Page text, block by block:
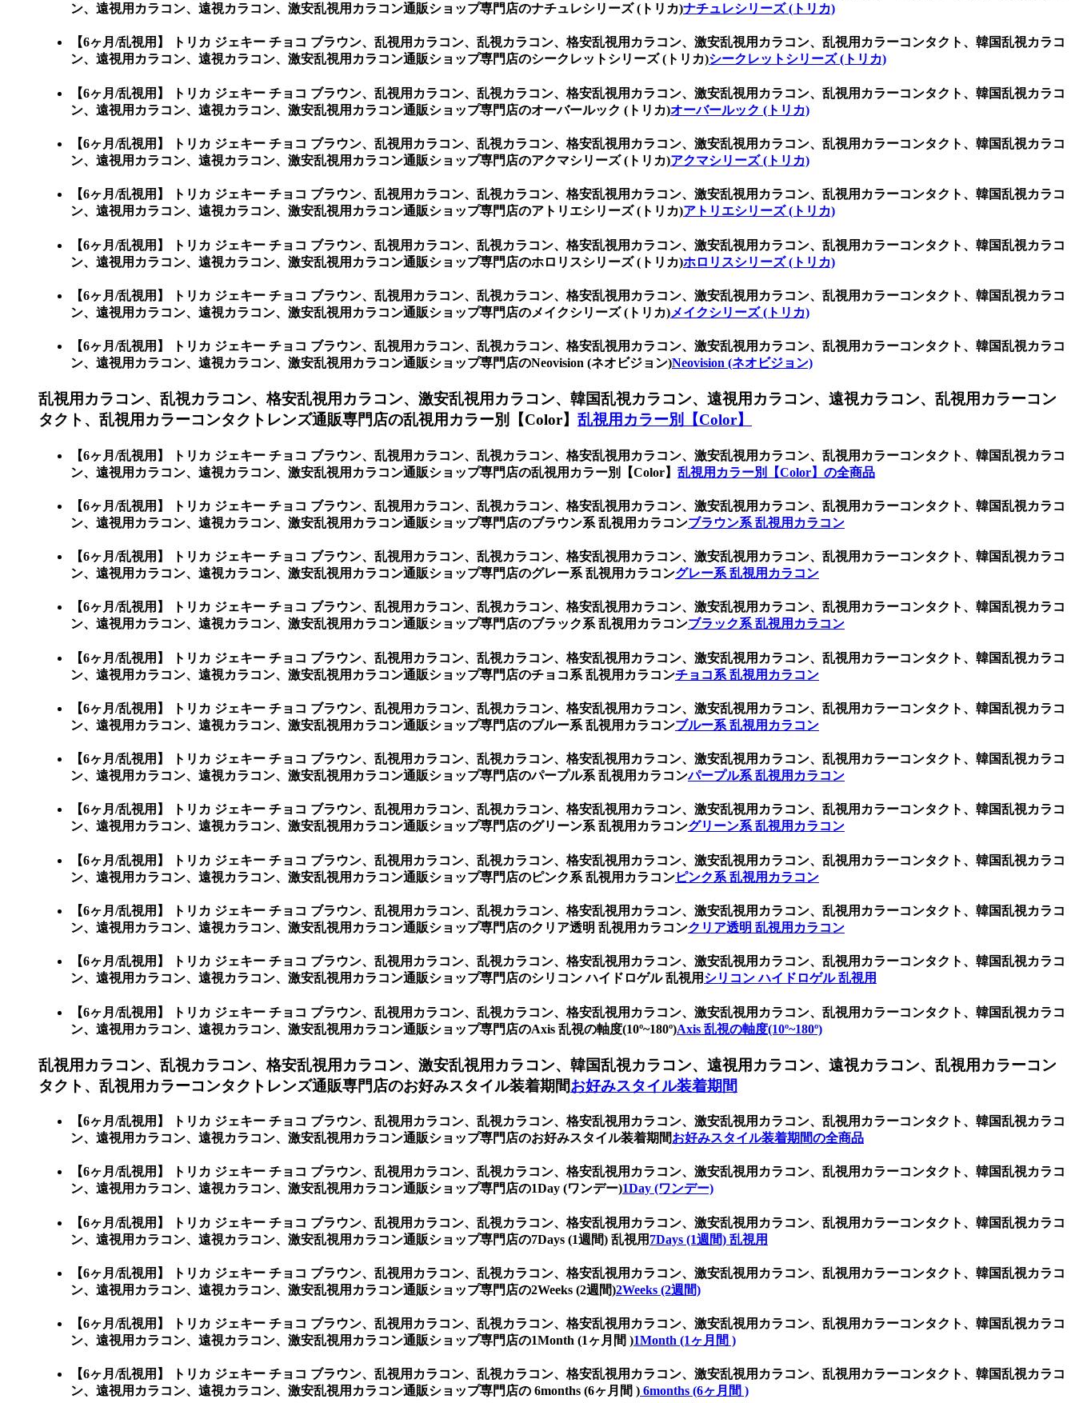
ン、遠視用カラコン、遠視カラコン、激安乱視用カラコン通販ショップ専門店のナチュレシリーズ (トリカ)ナチュレシリーズ (トリカ)
【6ヶ月/乱視用】 トリカ ジェキー チョコ ブラウン、乱視用カラコン、乱視カラコン、格安乱視用カラコン、激安乱視用カラコン、乱視用カラーコンタクト、韓国乱視カラコ
ン、遠視用カラコン、遠視カラコン、激安乱視用カラコン通販ショップ専門店のシークレットシリーズ (トリカ)シークレットシリーズ (トリカ)
【6ヶ月/乱視用】 トリカ ジェキー チョコ ブラウン、乱視用カラコン、乱視カラコン、格安乱視用カラコン、激安乱視用カラコン、乱視用カラーコンタクト、韓国乱視カラコ
ン、遠視用カラコン、遠視カラコン、激安乱視用カラコン通販ショップ専門店のオーバールック (トリカ)オーバールック (トリカ)
【6ヶ月/乱視用】 トリカ ジェキー チョコ ブラウン、乱視用カラコン、乱視カラコン、格安乱視用カラコン、激安乱視用カラコン、乱視用カラーコンタクト、韓国乱視カラコ
ン、遠視用カラコン、遠視カラコン、激安乱視用カラコン通販ショップ専門店のアクマシリーズ (トリカ)アクマシリーズ (トリカ)
【6ヶ月/乱視用】 トリカ ジェキー チョコ ブラウン、乱視用カラコン、乱視カラコン、格安乱視用カラコン、激安乱視用カラコン、乱視用カラーコンタクト、韓国乱視カラコ
ン、遠視用カラコン、遠視カラコン、激安乱視用カラコン通販ショップ専門店のアトリエシリーズ (トリカ)アトリエシリーズ (トリカ)
【6ヶ月/乱視用】 トリカ ジェキー チョコ ブラウン、乱視用カラコン、乱視カラコン、格安乱視用カラコン、激安乱視用カラコン、乱視用カラーコンタクト、韓国乱視カラコ
ン、遠視用カラコン、遠視カラコン、激安乱視用カラコン通販ショップ専門店のホロリスシリーズ (トリカ)ホロリスシリーズ (トリカ)
【6ヶ月/乱視用】 トリカ ジェキー チョコ ブラウン、乱視用カラコン、乱視カラコン、格安乱視用カラコン、激安乱視用カラコン、乱視用カラーコンタクト、韓国乱視カラコ
ン、遠視用カラコン、遠視カラコン、激安乱視用カラコン通販ショップ専門店のメイクシリーズ (トリカ)メイクシリーズ (トリカ)
【6ヶ月/乱視用】 トリカ ジェキー チョコ ブラウン、乱視用カラコン、乱視カラコン、格安乱視用カラコン、激安乱視用カラコン、乱視用カラーコンタクト、韓国乱視カラコ
ン、遠視用カラコン、遠視カラコン、激安乱視用カラコン通販ショップ専門店のNeovision (ネオビジョン)Neovision (ネオビジョン)
乱視用カラコン、乱視カラコン、格安乱視用カラコン、激安乱視用カラコン、韓国乱視カラコン、遠視用カラコン、遠視カラコン、乱視用カラーコン
タクト、乱視用カラーコンタクトレンズ通販専門店の乱視用カラー別【Color】 乱視用カラー別【Color】
【6ヶ月/乱視用】 トリカ ジェキー チョコ ブラウン、乱視用カラコン、乱視カラコン、格安乱視用カラコン、激安乱視用カラコン、乱視用カラーコンタクト、韓国乱視カラコ
ン、遠視用カラコン、遠視カラコン、激安乱視用カラコン通販ショップ専門店の乱視用カラー別【Color】 乱視用カラー別【Color】の全商品
【6ヶ月/乱視用】 トリカ ジェキー チョコ ブラウン、乱視用カラコン、乱視カラコン、格安乱視用カラコン、激安乱視用カラコン、乱視用カラーコンタクト、韓国乱視カラコ
ン、遠視用カラコン、遠視カラコン、激安乱視用カラコン通販ショップ専門店のブラウン系 乱視用カラコンブラウン系 乱視用カラコン
【6ヶ月/乱視用】 トリカ ジェキー チョコ ブラウン、乱視用カラコン、乱視カラコン、格安乱視用カラコン、激安乱視用カラコン、乱視用カラーコンタクト、韓国乱視カラコ
ン、遠視用カラコン、遠視カラコン、激安乱視用カラコン通販ショップ専門店のグレー系 乱視用カラコングレー系 乱視用カラコン
【6ヶ月/乱視用】 トリカ ジェキー チョコ ブラウン、乱視用カラコン、乱視カラコン、格安乱視用カラコン、激安乱視用カラコン、乱視用カラーコンタクト、韓国乱視カラコ
ン、遠視用カラコン、遠視カラコン、激安乱視用カラコン通販ショップ専門店のブラック系 乱視用カラコンブラック系 乱視用カラコン
【6ヶ月/乱視用】 トリカ ジェキー チョコ ブラウン、乱視用カラコン、乱視カラコン、格安乱視用カラコン、激安乱視用カラコン、乱視用カラーコンタクト、韓国乱視カラコ
ン、遠視用カラコン、遠視カラコン、激安乱視用カラコン通販ショップ専門店のチョコ系 乱視用カラコンチョコ系 乱視用カラコン
【6ヶ月/乱視用】 トリカ ジェキー チョコ ブラウン、乱視用カラコン、乱視カラコン、格安乱視用カラコン、激安乱視用カラコン、乱視用カラーコンタクト、韓国乱視カラコ
ン、遠視用カラコン、遠視カラコン、激安乱視用カラコン通販ショップ専門店のブルー系 乱視用カラコンブルー系 乱視用カラコン
【6ヶ月/乱視用】 トリカ ジェキー チョコ ブラウン、乱視用カラコン、乱視カラコン、格安乱視用カラコン、激安乱視用カラコン、乱視用カラーコンタクト、韓国乱視カラコ
ン、遠視用カラコン、遠視カラコン、激安乱視用カラコン通販ショップ専門店のパープル系 乱視用カラコンパープル系 乱視用カラコン
【6ヶ月/乱視用】 トリカ ジェキー チョコ ブラウン、乱視用カラコン、乱視カラコン、格安乱視用カラコン、激安乱視用カラコン、乱視用カラーコンタクト、韓国乱視カラコ
ン、遠視用カラコン、遠視カラコン、激安乱視用カラコン通販ショップ専門店のグリーン系 乱視用カラコングリーン系 乱視用カラコン
【6ヶ月/乱視用】 トリカ ジェキー チョコ ブラウン、乱視用カラコン、乱視カラコン、格安乱視用カラコン、激安乱視用カラコン、乱視用カラーコンタクト、韓国乱視カラコ
ン、遠視用カラコン、遠視カラコン、激安乱視用カラコン通販ショップ専門店のピンク系 乱視用カラコンピンク系 乱視用カラコン
【6ヶ月/乱視用】 トリカ ジェキー チョコ ブラウン、乱視用カラコン、乱視カラコン、格安乱視用カラコン、激安乱視用カラコン、乱視用カラーコンタクト、韓国乱視カラコ
ン、遠視用カラコン、遠視カラコン、激安乱視用カラコン通販ショップ専門店のクリア透明 乱視用カラコンクリア透明 乱視用カラコン
【6ヶ月/乱視用】 トリカ ジェキー チョコ ブラウン、乱視用カラコン、乱視カラコン、格安乱視用カラコン、激安乱視用カラコン、乱視用カラーコンタクト、韓国乱視カラコ
ン、遠視用カラコン、遠視カラコン、激安乱視用カラコン通販ショップ専門店のシリコン ハイドロゲル 乱視用 シリコン ハイドロゲル 乱視用
【6ヶ月/乱視用】 トリカ ジェキー チョコ ブラウン、乱視用カラコン、乱視カラコン、格安乱視用カラコン、激安乱視用カラコン、乱視用カラーコンタクト、韓国乱視カラコ
ン、遠視用カラコン、遠視カラコン、激安乱視用カラコン通販ショップ専門店のAxis 乱視の軸度(10º~180º)Axis 乱視の軸度(10º~180º)
乱視用カラコン、乱視カラコン、格安乱視用カラコン、激安乱視用カラコン、韓国乱視カラコン、遠視用カラコン、遠視カラコン、乱視用カラーコン
タクト、乱視用カラーコンタクトレンズ通販専門店のお好みスタイル装着期間お好みスタイル装着期間
【6ヶ月/乱視用】 トリカ ジェキー チョコ ブラウン、乱視用カラコン、乱視カラコン、格安乱視用カラコン、激安乱視用カラコン、乱視用カラーコンタクト、韓国乱視カラコ
ン、遠視用カラコン、遠視カラコン、激安乱視用カラコン通販ショップ専門店のお好みスタイル装着期間お好みスタイル装着期間の全商品
【6ヶ月/乱視用】 トリカ ジェキー チョコ ブラウン、乱視用カラコン、乱視カラコン、格安乱視用カラコン、激安乱視用カラコン、乱視用カラーコンタクト、韓国乱視カラコ
ン、遠視用カラコン、遠視カラコン、激安乱視用カラコン通販ショップ専門店の1Day (ワンデー)1Day (ワンデー)
【6ヶ月/乱視用】 トリカ ジェキー チョコ ブラウン、乱視用カラコン、乱視カラコン、格安乱視用カラコン、激安乱視用カラコン、乱視用カラーコンタクト、韓国乱視カラコ
ン、遠視用カラコン、遠視カラコン、激安乱視用カラコン通販ショップ専門店の7Days (1週間) 乱視用 7Days (1週間) 乱視用
【6ヶ月/乱視用】 トリカ ジェキー チョコ ブラウン、乱視用カラコン、乱視カラコン、格安乱視用カラコン、激安乱視用カラコン、乱視用カラーコンタクト、韓国乱視カラコ
ン、遠視用カラコン、遠視カラコン、激安乱視用カラコン通販ショップ専門店の2Weeks (2週間)2Weeks (2週間)
【6ヶ月/乱視用】 トリカ ジェキー チョコ ブラウン、乱視用カラコン、乱視カラコン、格安乱視用カラコン、激安乱視用カラコン、乱視用カラーコンタクト、韓国乱視カラコ
ン、遠視用カラコン、遠視カラコン、激安乱視用カラコン通販ショップ専門店の1Month (1ヶ月間 )1Month (1ヶ月間 )
【6ヶ月/乱視用】 トリカ ジェキー チョコ ブラウン、乱視用カラコン、乱視カラコン、格安乱視用カラコン、激安乱視用カラコン、乱視用カラーコンタクト、韓国乱視カラコ
ン、遠視用カラコン、遠視カラコン、激安乱視用カラコン通販ショップ専門店の 6months (6ヶ月間 ) 6months (6ヶ月間 )